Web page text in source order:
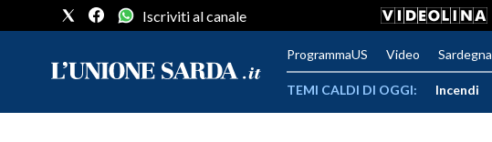
Iscriviti al canale
ProgrammaUS Video Sardegna
TEMI CALDI DI OGGI: Incendi